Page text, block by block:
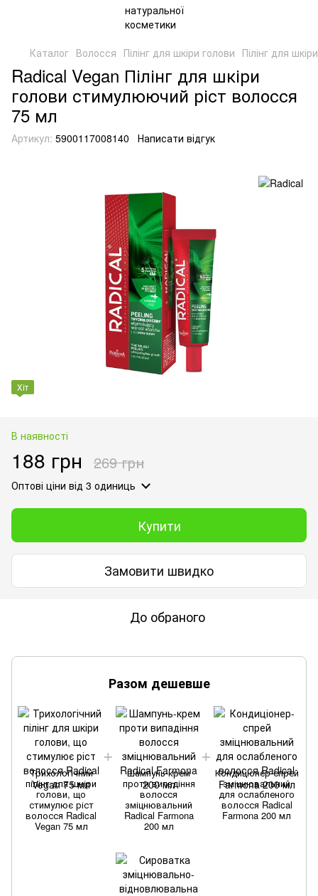
Каталог Волосся Пілінг для шкіри голови Пілінг для
Radical Vegan Пілінг для шкіри
голови стимулюючий ріст волосся
75 мл
Артикул: 5900117008140 Написати відгук
Хіт
В наявності
188 грн 269 грн
Оптові ціни від 3 одиниць
Купити
Замовити швидко
До обраного
Разом дешевше
Трихологічний
пілінг для шкіри
голови, що
стимулює ріст
волосся Radical
Vegan 75 мл
Шампунь-крем
проти випадіння
волосся
зміцнювальний
Radical Farmona
200 мл
Кондиціонер-спрей
зміцнювальний
для ослабленого
волосся Radical
Farmona 200 мл